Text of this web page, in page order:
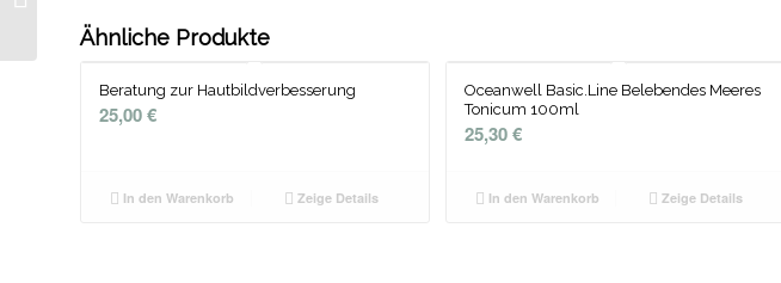
Ähnliche Produkte
Beratung zur Hautbildverbesserung
25,00€
In den Warenkorb Zeige Details
Oceanwell Basic.Line Belebendes Meeres
Tonicum 100ml
25,30€
In den Warenkorb Zeige Details
Naturestruct